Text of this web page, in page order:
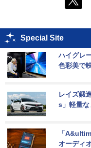
Special Site
ハイグレ
色彩美で
レイズ鍛
s」軽量な
「
オーディ